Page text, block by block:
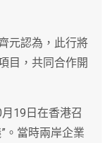
元認為，此行將
目，共同合作開
19日在香港召
。當時兩岸企業